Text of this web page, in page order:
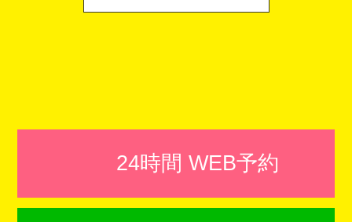
24時間 WEB予約